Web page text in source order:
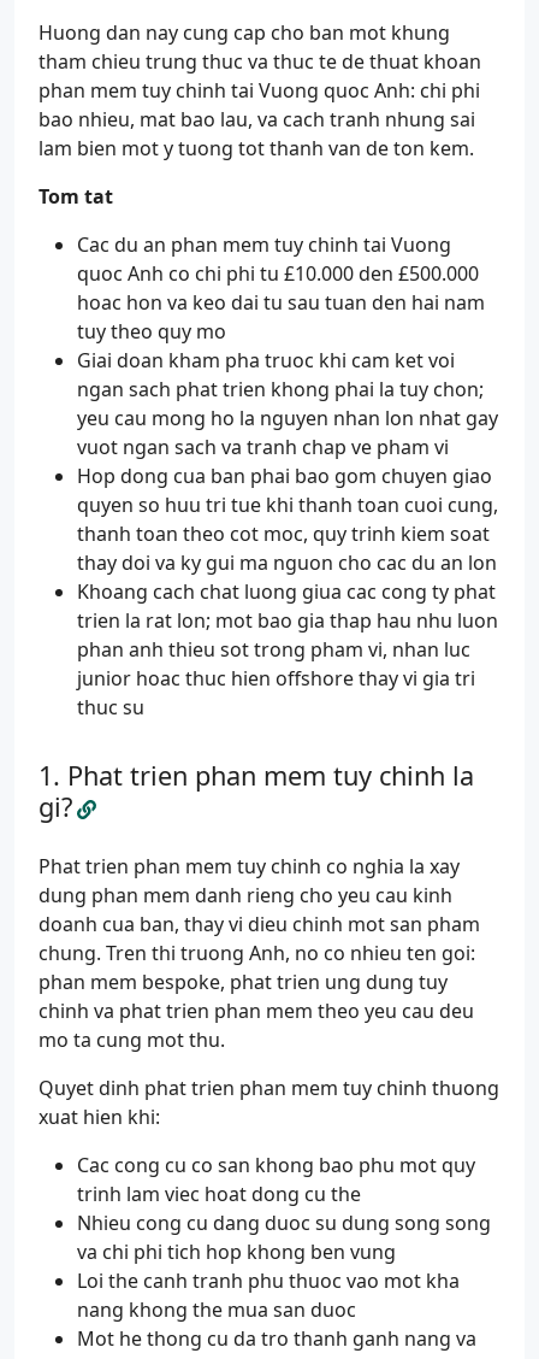
Huong dan nay cung cap cho ban mot khung
tham chieu trung thuc va thuc te de thuat khoan
phan mem tuy chinh tai Vuong quoc Anh: chi phi
bao nhieu, mat bao lau, va cach tranh nhung sai
lam bien mot y tuong tot thanh van de ton kem.
Tom tat
Cac du an phan mem tuy chinh tai Vuong
quoc Anh co chi phi tu £10.000 den £500.000
hoac hon va keo dai tu sau tuan den hai nam
tuy theo quy mo
Giai doan kham pha truoc khi cam ket voi
ngan sach phat trien khong phai la tuy chon;
yeu cau mong ho la nguyen nhan lon nhat gay
vuot ngan sach va tranh chap ve pham vi
Hop dong cua ban phai bao gom chuyen giao
quyen so huu tri tue khi thanh toan cuoi cung,
thanh toan theo cot moc, quy trinh kiem soat
thay doi va ky gui ma nguon cho cac du an lon
Khoang cach chat luong giua cac cong ty phat
trien la rat lon; mot bao gia thap hau nhu luon
phan anh thieu sot trong pham vi, nhan luc
junior hoac thuc hien offshore thay vi gia tri
thuc su
Phat trien phan mem tuy chinh la
gi?
Phat trien phan mem tuy chinh co nghia la xay
dung phan mem danh rieng cho yeu cau kinh
doanh cua ban, thay vi dieu chinh mot san pham
chung. Tren thi truong Anh, no co nhieu ten goi:
phan mem bespoke, phat trien ung dung tuy
chinh va phat trien phan mem theo yeu cau deu
mo ta cung mot thu.
Quyet dinh phat trien phan mem tuy chinh thuong
xuat hien khi:
Cac cong cu co san khong bao phu mot quy
trinh lam viec hoat dong cu the
Nhieu cong cu dang duoc su dung song song
va chi phi tich hop khong ben vung
Loi the canh tranh phu thuoc vao mot kha
nang khong the mua san duoc
Mot he thong cu da tro thanh ganh nang va